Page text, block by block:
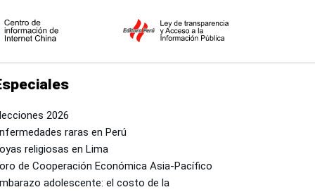
2026
raras en Perú
religiosas en Lima
de Cooperación Económica Asia-Pacífico
adolescente: el costo de la